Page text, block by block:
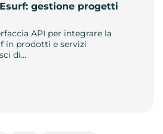
gestione progetti
API per integrare la
in prodotti e servizi
di…